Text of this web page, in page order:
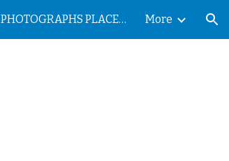
AERIAL PHOTOGRAPHS PLACES OF THE CANARY ISLANDS More